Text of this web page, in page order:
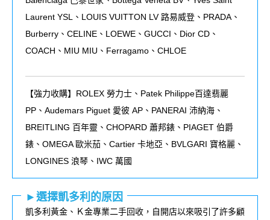
Laurent YSL、LOUIS VUITTON LV 路易威登、PRADA、
Burberry、CELINE、LOEWE、GUCCI、Dior CD、
COACH、MIU MIU、Ferragamo、CHLOE
【強力收購】ROLEX 勞力士、 Patek Philippe百達翡麗
PP 、 Audemars Piguet 愛彼 AP 、 PANERAI 沛納海、
BREITLING 百年靈、 CHOPARD 蕭邦錶、 PIAGET 伯爵
錶、 OMEGA歐米茄、 Cartier 卡地亞、 BVLGARI 寶格麗、
LONGINES 浪琴、 IWC 萬國
►選擇凱多利的原因
凱多利黃金、Ｋ金專業二手回收，自開店以來吸引了許多顧